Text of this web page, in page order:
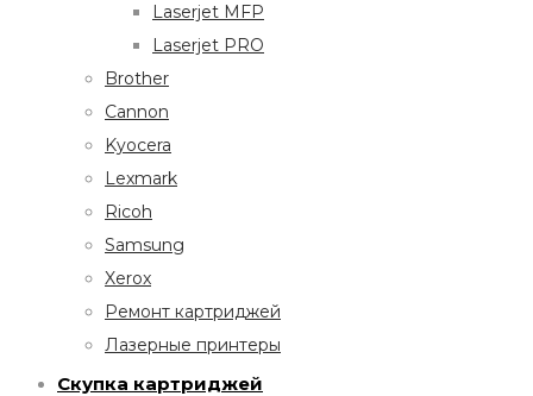
Laserjet MFP
Laserjet PRO
Brother
Cannon
Kyocera
Lexmark
Ricoh
Samsung
Xerox
Ремонт картриджей
Лазерные принтеры
Скупка картриджей